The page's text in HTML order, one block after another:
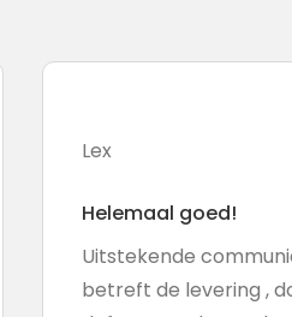
Lex
Helemaal goed!
Uitstekende
betreft de levering ,